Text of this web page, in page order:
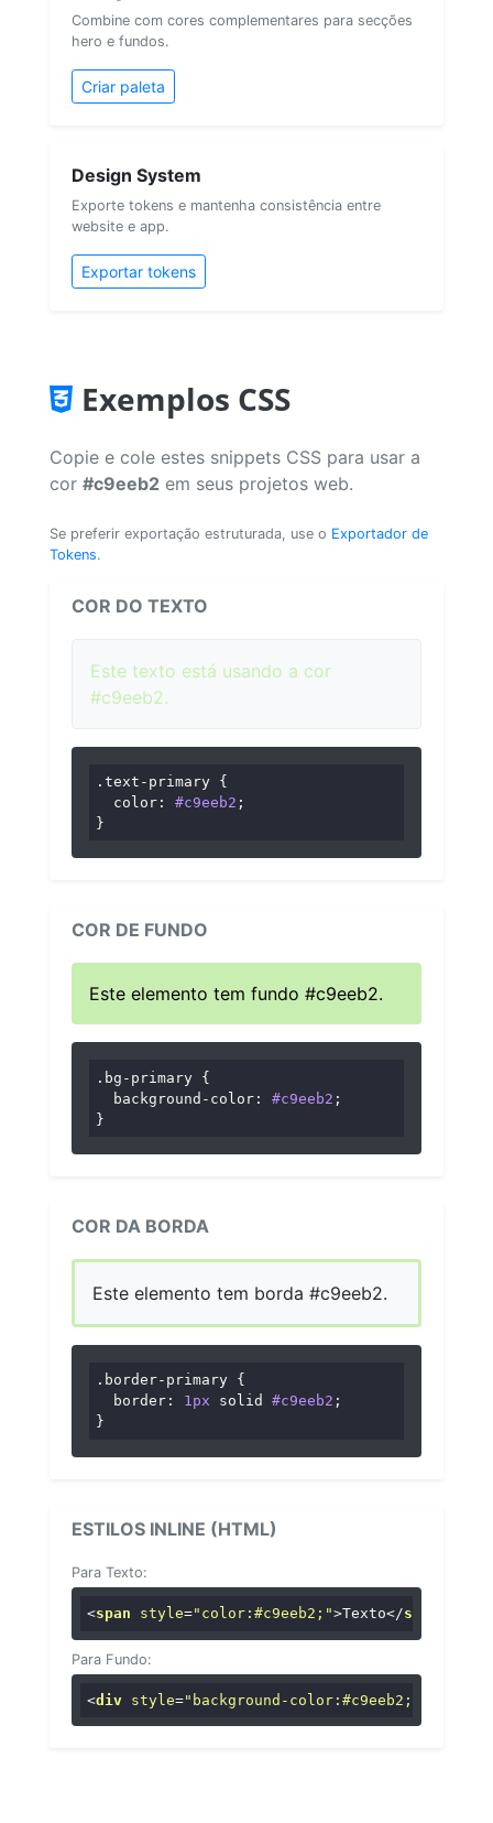
Combine com cores complementares para secções
hero e fundos.
Criar paleta
Design System
Exporte tokens e mantenha consistência entre
website e app.
Exportar tokens
Exemplos CSS
Copie e cole estes snippets CSS para usar a
cor #c9eeb2 em seus projetos web.
Se preferir exportação estruturada, use o Exportador de
Tokens.
COR DO TEXTO
Este texto está usando a cor
#c9eeb2.
.text-primary {
color : #c9eeb2 ;
}
COR DE FUNDO
Este elemento tem fundo #c9eeb2.
.bg-primary {
background-color : #c9eeb2 ;
}
COR DA BORDA
Este elemento tem borda #c9eeb2.
.border-primary {
border : 1px solid #c9eeb2 ;
}
ESTILOS INLINE (HTML)
Para Texto:
<span style="color:#c9eeb2;">Texto</span
Para Fundo:
<div style="background-color:#c9eeb2;"